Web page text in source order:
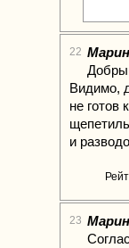
22
Видимо,
не готов
и
23